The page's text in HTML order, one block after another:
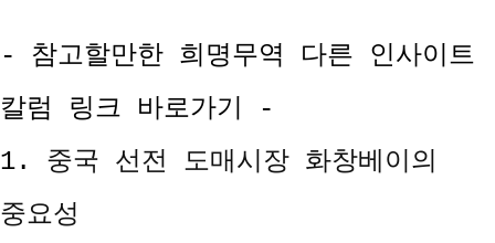
- 참고할만한 희명무역 다른 인사이트
칼럼 링크 바로가기 -
1. 중국 선전 도매시장 화창베이의
중요성